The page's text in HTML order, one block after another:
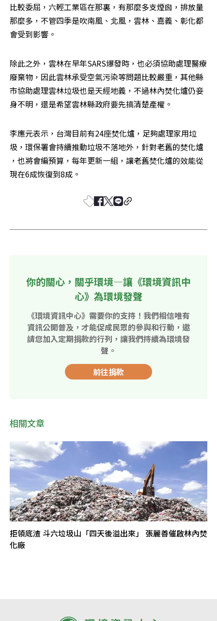
比較委屈，六輕工業區在那裏，有那麼多支煙囪，排放量
那麼多，不管四季是吹南風、北風，雲林、嘉義、彰化都
會受到影響。
除此之外，雲林在早年SARS爆發時，也必須協助處理醫療
廢棄物，因此雲林承受空氣污染等問題比較嚴重，其他縣
市協助處理雲林垃圾也是天經地義，不過林內焚化爐仍妾
身不明，還是希望雲林縣政府要先搞清楚產權。
李應元表示，台灣目前有24座焚化爐，足夠處理家用垃
圾，環保署會持續推動垃圾不落地外，針對老舊的焚化爐
，也將會編預算，每年更新一組，讓老舊焚化爐的效能從
現在6成恢復到8成。
你的關心，關乎環境—讓《環境資訊中
心》為環境發聲
《環境資訊中心》需要你的支持！我們相信唯有
資訊公開普及，才能促成民眾的參與和行動，邀
請您加入定期捐款的行列，讓我們持續為環境發
聲。
前往捐款
相關文章
拒領底渣 斗六垃圾山「四天後溢出來」 張麗善催啟林內焚
化廠